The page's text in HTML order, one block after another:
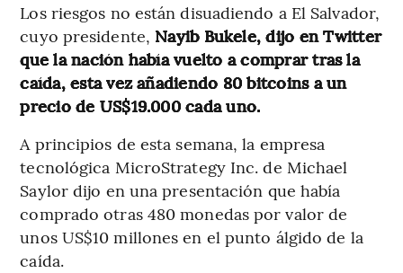
Los riesgos no están disuadiendo a El Salvador,
cuyo presidente, Nayib Bukele, dijo en Twitter
que la nación había vuelto a comprar tras la
caída, esta vez añadiendo 80 bitcoins a un
precio de US$19.000 cada uno.
A principios de esta semana, la empresa
tecnológica MicroStrategy Inc. de Michael
Saylor dijo en una presentación que había
comprado otras 480 monedas por valor de
unos US$10 millones en el punto álgido de la
caída.